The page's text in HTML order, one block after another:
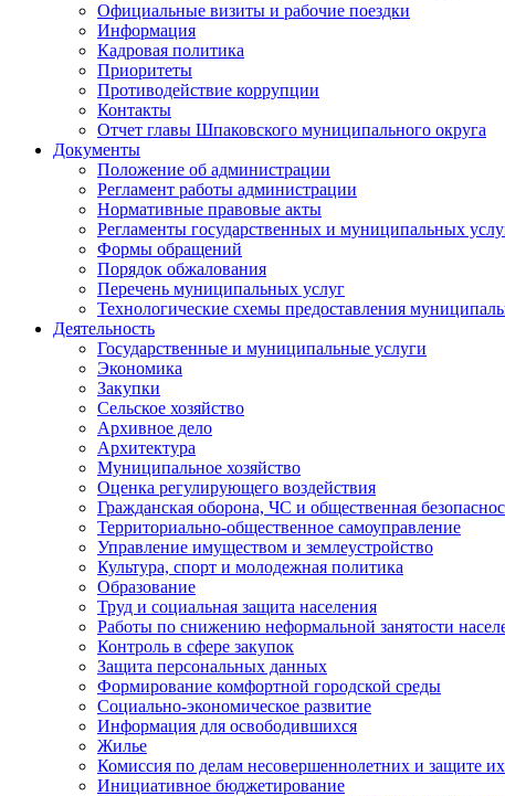
Официальные визиты и рабочие поездки
Информация
Кадровая политика
Приоритеты
Противодействие коррупции
Контакты
Отчет главы Шпаковского муниципального округа
Документы
Положение об администрации
Регламент работы администрации
Нормативные правовые акты
Регламенты государственных и муниципальных
Формы обращений
Порядок обжалования
Перечень муниципальных услуг
Технологические схемы предоставления
Деятельность
Государственные и муниципальные услуги
Экономика
Закупки
Сельское хозяйство
Архивное дело
Архитектура
Муниципальное хозяйство
Оценка регулирующего воздействия
Гражданская оборона, ЧС и общественная
Территориально-общественное самоуправление
Управление имуществом и землеустройство
Культура, спорт и молодежная политика
Образование
Труд и социальная защита населения
Работы по снижению неформальной занятости
Контроль в сфере закупок
Защита персональных данных
Формирование комфортной городской среды
Социально-экономическое развитие
Информация для освободившихся
Жилье
Комиссия по делам несовершеннолетних и защите
Инициативное бюджетирование